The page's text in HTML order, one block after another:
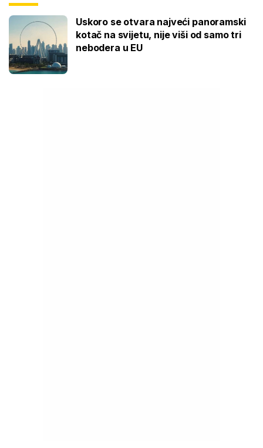
Uskoro se otvara najveći panoramski
kotač na svijetu, nije viši od samo tri
nebodera u EU